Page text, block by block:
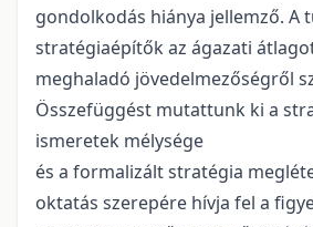
gondolkodás hiánya jellemző. A
stratégiaépítők az ágazati
meghaladó jövedelmezőségről
Összefüggést mutattunk ki a
ismeretek mélysége
és a formalizált stratégia
oktatás szerepére hívja fel a